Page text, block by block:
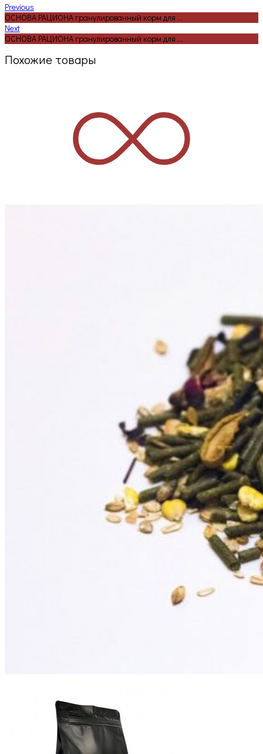
Previous
ОСНОВА РАЦИОНА гранулированный корм для ...
Next
ОСНОВА РАЦИОНА гранулированный корм для ...
Похожие товары